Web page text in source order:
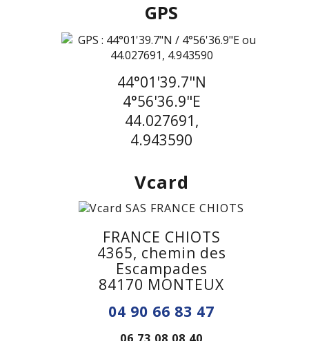
GPS
44°01'39.7"N
4°56'36.9"E
44.027691,
4.943590
Vcard
FRANCE CHIOTS
4365, chemin des
Escampades
84170 MONTEUX
04 90 66 83 47